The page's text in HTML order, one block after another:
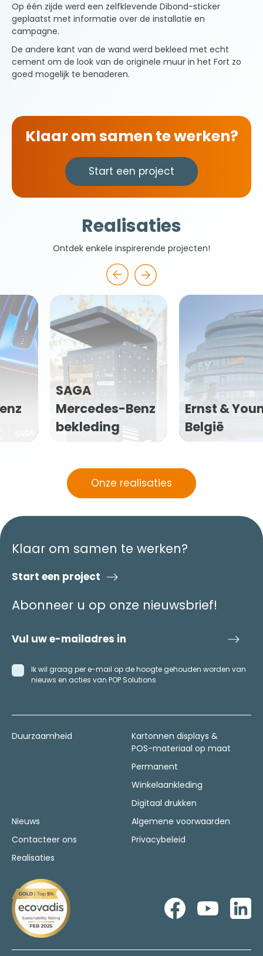
Op één zijde werd een zelfklevende Dibond-sticker
geplaatst met informatie over de installatie en
campagne.
De andere kant van de wand werd bekleed met echt
cement om de look van de originele muur in het Fort zo
goed mogelijk te benaderen.
Klaar om samen te werken?
Start een project
Realisaties
Ontdek enkele inspirerende projecten!
Ernst & Young
België
Pubmarket
Veritas
Onze realisaties
Klaar om samen te werken?
Start een project
Abonneer u op onze nieuwsbrief!
Ik wil graag per e-mail op de hoogte gehouden worden van
nieuws en acties van POP Solutions
Duurzaamheid
Kartonnen displays &
POS-materiaal op maat
Permanent
Winkelaankleding
Digitaal drukken
Nieuws
Contacteer ons
Realisaties
Algemene voorwaarden
Privacybeleid